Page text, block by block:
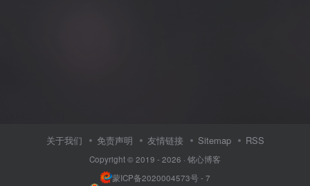
关于我们 免责声明 友情链接 Sitemap RSS
Copyright © 2019 - 2026 · 铭心博客
蒙ICP备2020004573号 - 7